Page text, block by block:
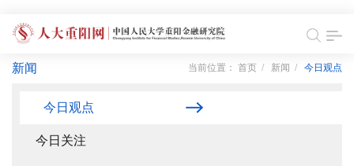
新闻 当前位置： 首页 / 新闻 / 今日观点
今日观点
今日关注